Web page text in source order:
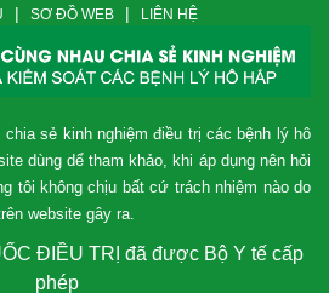
| SƠ ĐỒ WEB | LIÊN HỆ
chia sẻ kinh nghiệm điều trị các bệnh lý hô
dùng dể tham khảo, khi áp dụng nên hỏi
tôi không chịu bất cứ trách nhiệm nào do
website gây ra.
ĐIỀU TRỊ đã được Bộ Y tế cấp
phép